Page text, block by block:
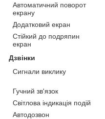
Автоматичний поворот
екрану
Додатковий екран
Стійкий до подряпин
екран
Дзвінки
Сигнали виклику
Гучний зв'язок
Світлова індикація подій
Автодозвон